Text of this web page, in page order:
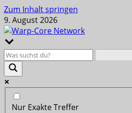
Zum Inhalt springen
9. August 2026
Nur Exakte Treffer